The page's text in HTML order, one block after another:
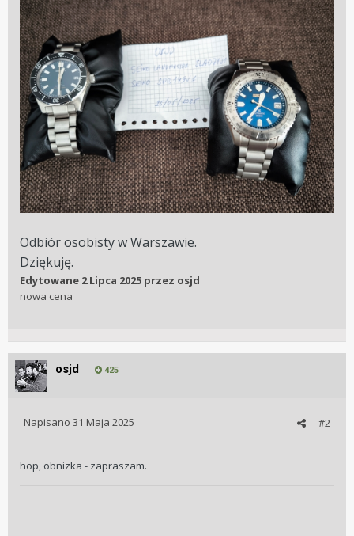
Odbiór osobisty w Warszawie.
Dziękuję.
Edytowane 2 Lipca 2025 przez osjd
nowa cena
osjd 425
#2
Napisano 31 Maja 2025
hop, obnizka - zapraszam.